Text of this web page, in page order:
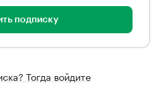
подписку
Тогда войдите